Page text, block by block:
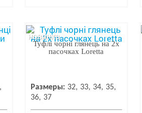
Туфлі чорні глянець на 2х
пасочках Loretta
Размеры: 32 33 34
35
36
37
новинка